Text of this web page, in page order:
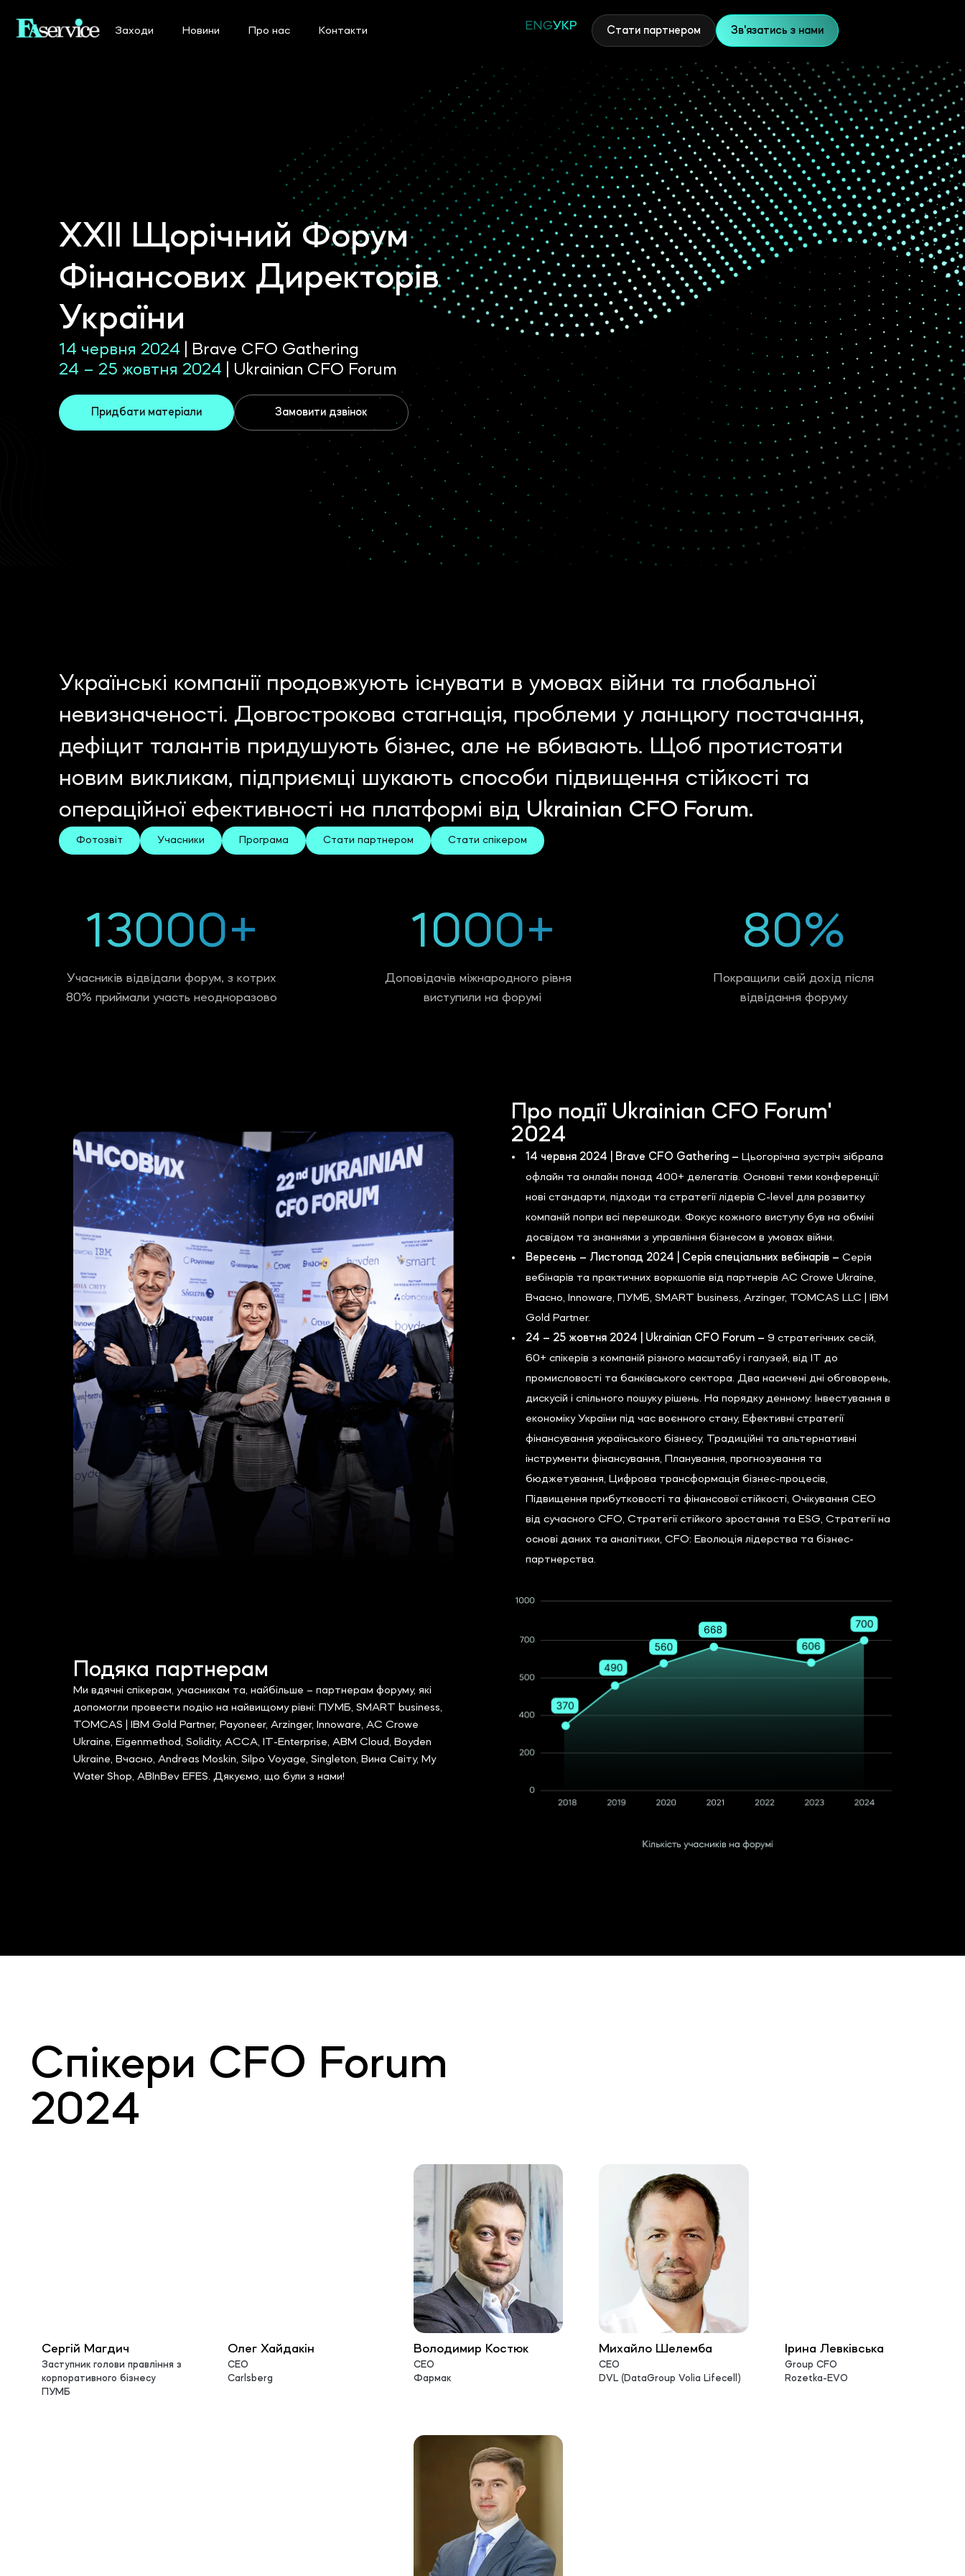
Заходи Новини Про нас Контакти ENGУКР Стати партнером Зв'язатись з нами
XXII Щорічний Форум
Фінансових Директорів
України
14 червня 2024 | Brave CFO Gathering
24 – 25 жовтня 2024 | Ukrainian CFO Forum
Придбати матерiали Замовити дзвінок
Українські компанії продовжують існувати в умовах війни та глобальної
невизначеності. Довгострокова стагнація, проблеми у ланцюгу постачання,
дефіцит талантів придушують бізнес, але не вбивають. Щоб протистояти
новим викликам, підприємці шукають способи підвищення стійкості та
операційної ефективності на платформі від Ukrainian CFO Forum.
Фотозвіт Учасники Програма Стати партнером Стати спiкером
13000+
Учасників відвідали форум, з котрих
80% приймали участь неодноразово
1000+
Доповідачів міжнародного рівня
виступили на форумі
80%
Покращили свій дохід після
відвідання форуму
Про події Ukrainian CFO Forum'
2024
14 червня 2024 | Brave CFO Gathering – Цьогорічна зустріч зібрала
офлайн та онлайн понад 400+ делегатів. Основні теми конференції:
нові стандарти, підходи та стратегії лідерів C-level для розвитку
компаній попри всі перешкоди. Фокус кожного виступу був на обміні
досвідом та знаннями з управління бізнесом в умовах війни.
Вересень – Листопад 2024 | Серія спеціальних вебінарів – Серія
вебінарів та практичних воркшопів від партнерів AC Crowe Ukraine,
Вчасно, Innoware, ПУМБ, SMART business, Arzinger, TOMCAS LLC | IBM
Gold Partner.
24 – 25 жовтня 2024 | Ukrainian CFO Forum – 9 стратегічних сесій,
60+ спікерів з компаній різного масштабу і галузей, від IT до
промисловості та банківського сектора. Два насичені дні обговорень,
дискусій і спільного пошуку рішень. На порядку денному: Інвестування в
економіку України під час воєнного стану, Ефективні стратегії
фінансування українського бізнесу, Традиційні та альтернативні
інструменти фінансування, Планування, прогнозування та
бюджетування, Цифрова трансформація бізнес-процесів,
Підвищення прибутковості та фінансової стійкості, Очікування CEO
від сучасного CFO, Стратегії стійкого зростання та ESG, Стратегії на
основі даних та аналітики, CFO: Еволюція лідерства та бізнес-
партнерства.
Подяка партнерам
Ми вдячні спікерам, учасникам та, найбільше – партнерам форуму, які
допомогли провести подію на найвищому рівні: ПУМБ, SMART business,
TOMCAS | IBM Gold Partner, Payoneer, Arzinger, Innoware, AC Crowe
Ukraine, Eigenmethod, Solidity, ACCA, IT-Enterprise, ABM Cloud, Boyden
Ukraine, Вчасно, Andreas Moskin, Silpo Voyage, Singleton, Вина Світу, My
Water Shop, ABInBev EFES. Дякуємо, що були з нами!
Спікери СFO Forum
2024
Сергій Магдич
Заступник голови правління з
корпоративного бізнесу
ПУМБ
Олег Хайдакін
СЕО
Carlsberg
Володимир Костюк
СЕО
Фармак
Михайло Шелемба
СЕО
DVL (DataGroup Volia Lifecell)
Ірина Левківська
Group CFO
Rozetka-EVO